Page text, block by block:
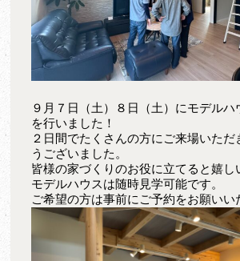
９月７日（土）８日（土）にモデルハ
を行いました！
２日間でたくさんの方にご来場いただ
うございました。
皆様の家づくりのお役に立てると嬉し
モデルハウスは随時見学可能です。
ご希望の方は事前にご予約をお願いい